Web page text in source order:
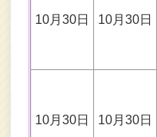
10月30日 10月30日
10月30日 10月30日